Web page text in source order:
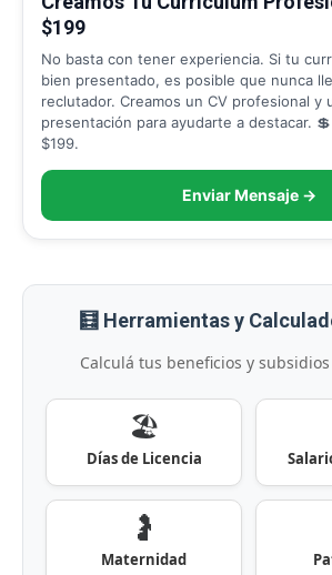
$199
No basta con tener experiencia. Si tu
bien presentado, es posible que nunca
reclutador. Creamos un CV profesional y
presentación para ayudarte a destacar.
$199.
Enviar Mensaje →
🧮 Herramientas y
Calculá tus beneficios y
🏖️
Días de Licencia
🤰
Maternidad